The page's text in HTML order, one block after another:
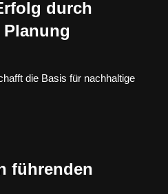
durch
die Basis für nachhaltige
führenden